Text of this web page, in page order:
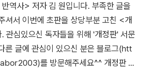
역사> 저자 김 원입니다. 부족한 글을
셔서 이번에 초판을 상당부분 고친 <개
관심있으신 독자들을 위해 '개정판' 서문
른 글에 관심이 있으신 분은 블로그(htt
를 방문해주세요^^ 개정판 서